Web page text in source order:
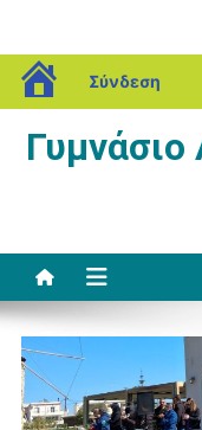
blogs.sch.gr
Σύνδεση
Μεταπηδήστε
στο
Γυμνάσιο